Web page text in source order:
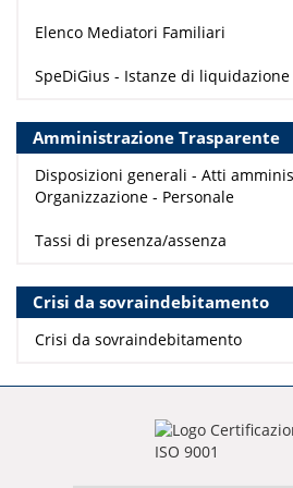
Elenco Mediatori Familiari
SpeDiGius - Istanze di liquidazione
Amministrazione Trasparente
Disposizioni generali - Atti
Organizzazione - Personale
Tassi di presenza/assenza
Crisi da sovraindebitamento
Crisi da sovraindebitamento